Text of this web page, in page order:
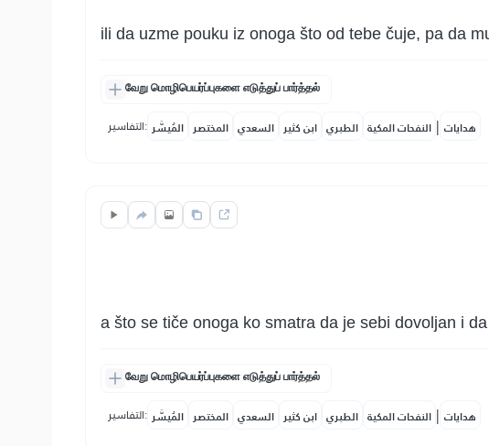
ili da uzme pouku iz onoga što od tebe čuje, pa da
வேறு மொழிபெயர்ப்புகளை எடுத்துப் பார்த்தல்
التفاسير: المُيسَّر المختصر السعدي ابن كثير الطبري النفحات المكية | هدايات
a što se tiče onoga ko smatra da je sebi dovoljan i
வேறு மொழிபெயர்ப்புகளை எடுத்துப் பார்த்தல்
التفاسير: المُيسَّر المختصر السعدي ابن كثير الطبري النفحات المكية | هدايات